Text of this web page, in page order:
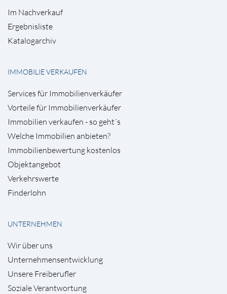
Im Nachverkauf
Ergebnisliste
Katalogarchiv
IMMOBILIE VERKAUFEN
Services für Immobilienverkäufer
Vorteile für Immobilienverkäufer
Immobilien verkaufen - so geht´s
Welche Immobilien anbieten?
Immobilienbewertung kostenlos
Objektangebot
Verkehrswerte
Finderlohn
UNTERNEHMEN
Wir über uns
Unternehmensentwicklung
Unsere Freiberufler
Soziale Verantwortung